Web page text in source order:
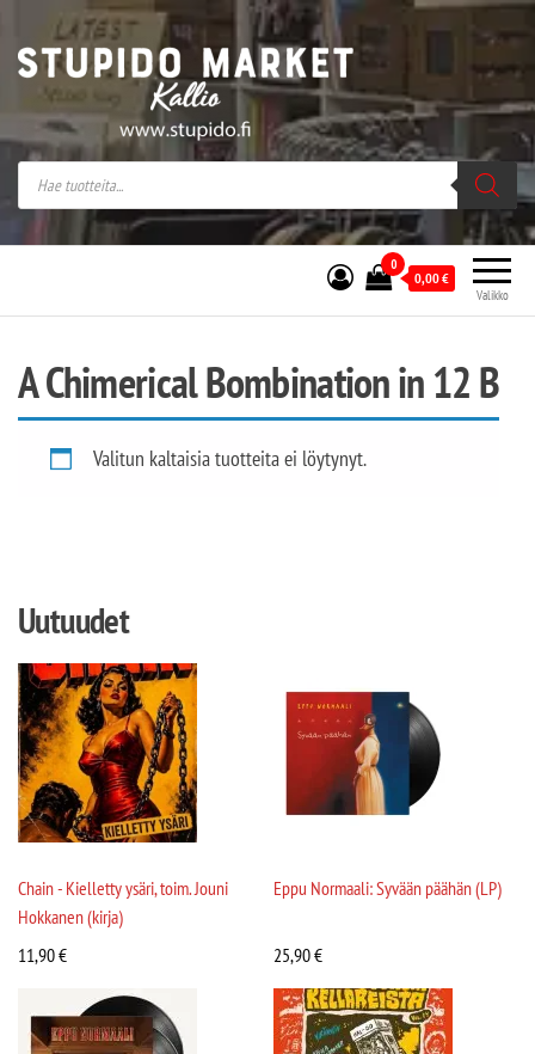
Stupido Market – verkossa ja kivijalassa
Stupido Market on vaihtoehtomusaan
erikoistunut verkko- sekä
kivijalkakauppa Helsingissä Kallion
sydämessä.
Valikko
0
0,00€
A Chimerical Bombination in 12 B
Valitun kaltaisia tuotteita ei löytynyt.
Uutuudet
Chain - Kielletty ysäri, toim. Jouni
Hokkanen (kirja)
11,90€
Eppu Normaali: Syvään päähän (LP)
25,90€